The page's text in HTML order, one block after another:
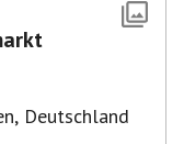
Deutschland